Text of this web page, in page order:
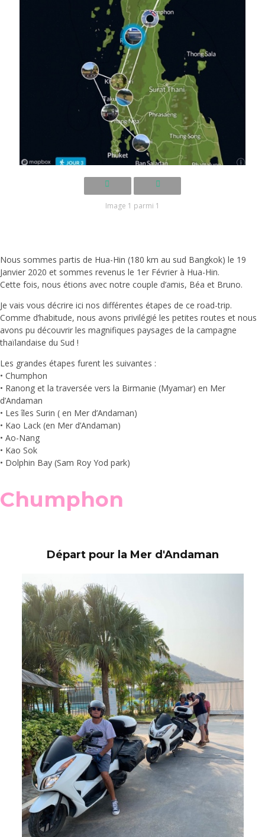
Image 1 parmi 1
Nous sommes partis de Hua-Hin (180 km au sud Bangkok) le 19
Janvier 2020 et sommes revenus le 1er Février à Hua-Hin.
Cette fois, nous étions avec notre couple d’amis, Béa et Bruno.
Je vais vous décrire ici nos différentes étapes de ce road-trip.
Comme d’habitude, nous avons privilégié les petites routes et nous
avons pu découvrir les magnifiques paysages de la campagne
thaïlandaise du Sud !
Les grandes étapes furent les suivantes :
• Chumphon
• Ranong et la traversée vers la Birmanie (Myamar) en Mer
d’Andaman
• Les îles Surin ( en Mer d’Andaman)
• Kao Lack (en Mer d’Andaman)
• Ao-Nang
• Kao Sok
• Dolphin Bay (Sam Roy Yod park)
Chumphon
Départ pour la Mer d'Andaman